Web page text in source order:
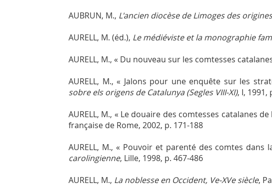
AUBRUN, M., L'ancien diocèse de Limoges des
AURELL, M. (éd.), Le médiéviste et la monographie
AURELL, M., « Du nouveau sur les comtesses
AURELL, M., « Jalons pour une enquête sur les
sobre els origens de Catalunya (Segles VIII-XI), I, 1991,
AURELL, M., « Le douaire des comtesses catalanes de
française de Rome, 2002, p. 171-188
AURELL, M., « Pouvoir et parenté des comtes dans
carolingienne, Lille, 1998, p. 467-486
AURELL, M., La noblesse en Occident, Ve-XVe siècle,